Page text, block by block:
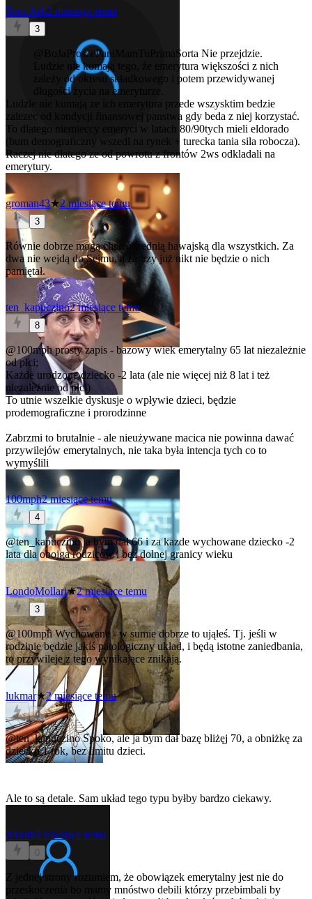
Tom.Ash2 miesiące temu
3
@BoJaProszePaniMamTuPrimaSorta Nie przejdzie.
Ludzie nie kumają tego, że emerytura większości z nich
zależy od okresu składkowego i potem przewidywanej
długości życia na emeryturze.
Ludzie nie kumają ze ich emerytura przede wszysktim bedzie
zalezec od kondycji finansowej panstwa gdy beda z niej korzystać.
To dlatego niemieccy emeryci w latach 80/90tych mieli eldorado
(bum demograficzny wszedl na rynek + turecka tania sila robocza).
Raczej nie dlatego ze od powrotu z frontów 2ws odkladali na
emerytury.
groman43★2 miesiące temu
3
Równie dobrze mogą chcieć średnią hawajską dla wszystkich. Za
dwa nie wejdą do Sejmu, a za trzy już nikt nie będzie o nich
pamiętał.
ten_kapuczino2 miesiące temu
8
@100mphprosty zapis - bazowy wiek emerytalny 65 lat niezależnie
od płci;
Każde urodzone dziecko -2 lata (ale nie więcej niż 8 lat i też
niezależnie od płci)
To utnie wszelkie dyskusje o wpływie dzieci, będzie
prodemograficzne i prorodzinne
Zabrzmi to brutalnie - ale nieużywane macica nie powinna dawać
przywilejów emerytalnych, nie taka była intencja tych co to
wymyślili
100mph2 miesiące temu
4
@ten_kapuczinoja bym dal 66 i za kazde wychowane dziecko -2
lata dla obojga rodzicow i bez dolnej granicy wieku
LondoMollari★2 miesiące temu
3
@100mphWychowane - w sumie dobrze to ująłeś. Tj. jeśli w
rodzinie będzie jakiś patologiczny układ, i będą istotne zaniedbania,
to przywileje z tego wynikające znikają.
lukmar★2 miesiące temu
0
@ten_kapuczinoSpoko, ale ja bym dał bazę bliżęj 70, a obniżkę za
dziecko 1 rok, bez limitu dzieci.
Ale to są detale. Sam układ tego typu byłby bardzo ciekawy.
Xianth2 miesiące temu
0
Z jednej strony rozumiem, że obowiązek emerytalny jest nie do
przeskoczenia bo mamy mnóstwo debili którzy przebimbali by